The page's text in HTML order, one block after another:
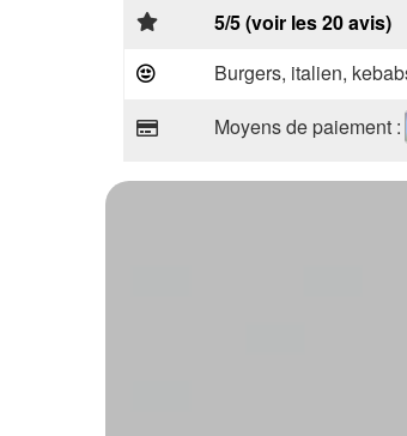
5/5 (voir les 20 avis)
Burgers, italien,
Moyens de paiement :